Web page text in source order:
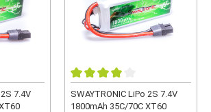
7.4V
SWAYTRONIC LiPo 2S 7.4V
1800mAh 35C/70C XT60